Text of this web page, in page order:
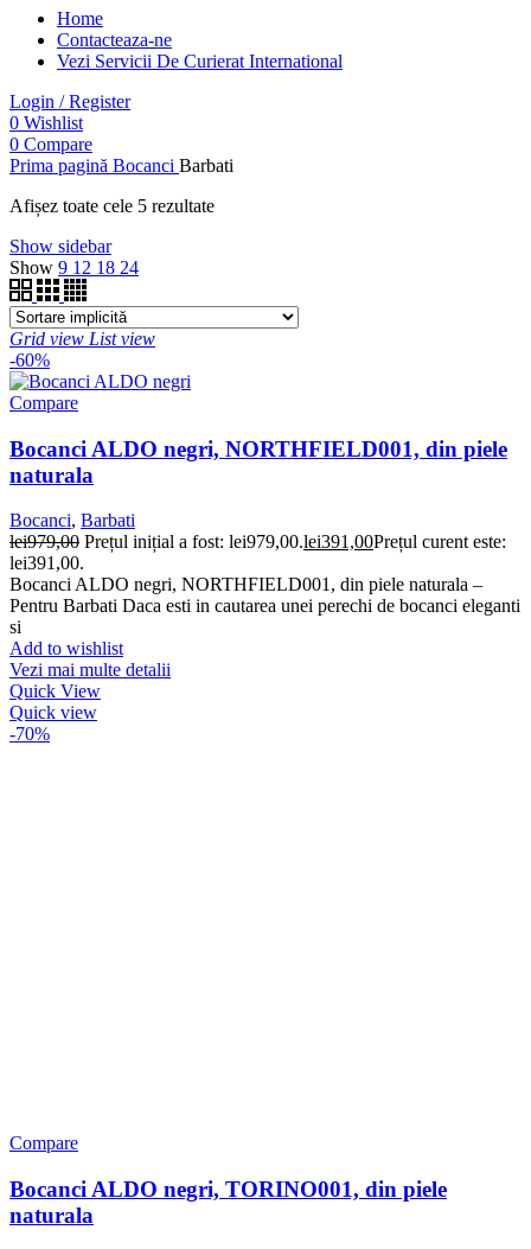
Home
Contacteaza-ne
Vezi Servicii De Curierat International
Login / Register
0 Wishlist
0 Compare
Prima pagină Bocanci Barbati
Afișez toate cele 5 rezultate
Show sidebar
Show 9 12 18 24
Grid view List view
-60%
Compare
Bocanci ALDO negri, NORTHFIELD001, din piele
naturala
Bocanci, Barbati
lei979,00 Prețul inițial a fost: lei979,00.lei391,00Prețul curent este:
lei391,00.
Bocanci ALDO negri, NORTHFIELD001, din piele naturala –
Pentru Barbati Daca esti in cautarea unei perechi de bocanci eleganti
si
Add to wishlist
Vezi mai multe detalii
Quick View
Quick view
-70%
Compare
Bocanci ALDO negri, TORINO001, din piele
naturala